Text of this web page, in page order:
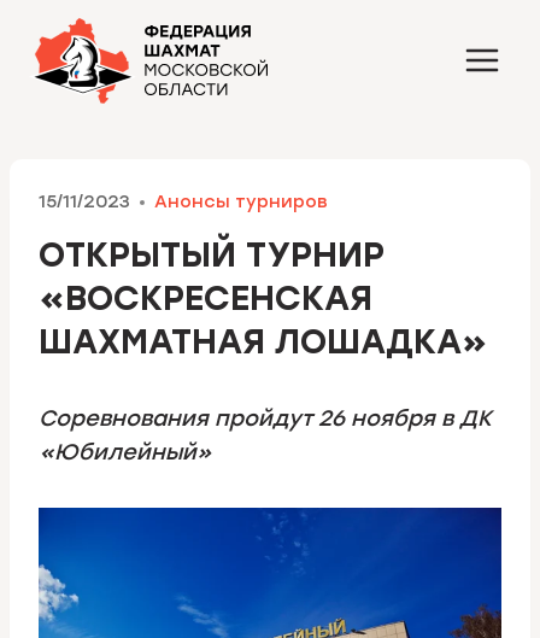
Перейти
содержимому
15/11/2023 Анонсы турниров
ОТКРЫТЫЙ ТУРНИР
«ВОСКРЕСЕНСКАЯ
ШАХМАТНАЯ ЛОШАДКА»
Соревнования пройдут 26 ноября в ДК
«Юбилейный»